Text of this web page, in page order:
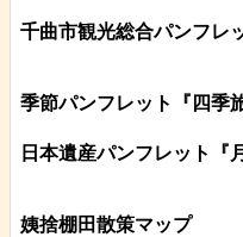
千曲市観光総合パンフレ
季節パンフレット『四季
日本遺産パンフレット 『
姨捨棚田散策マップ